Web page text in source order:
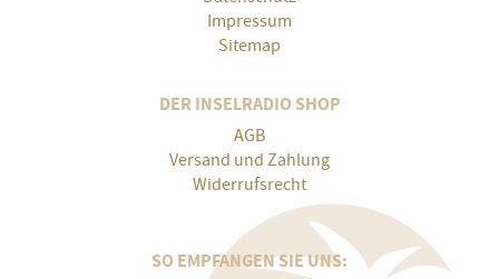
Impressum
Sitemap
DER INSELRADIO SHOP
AGB
Versand und Zahlung
Widerrufsrecht
SO EMPFANGEN SIE UNS: